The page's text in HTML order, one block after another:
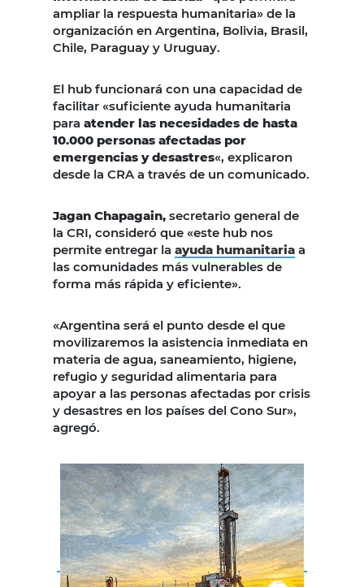
ampliar la respuesta humanitaria» de la
organización en Argentina, Bolivia, Brasil,
Chile, Paraguay y Uruguay.
El hub funcionará con una capacidad de
facilitar «suficiente ayuda humanitaria
para atender las necesidades de hasta
10.000 personas afectadas por
emergencias y desastres«, explicaron
desde la CRA a través de un comunicado.
Jagan Chapagain, secretario general de
la CRI, consideró que «este hub nos
permite entregar la ayuda humanitaria a
las comunidades más vulnerables de
forma más rápida y eficiente».
«Argentina será el punto desde el que
movilizaremos la asistencia inmediata en
materia de agua, saneamiento, higiene,
refugio y seguridad alimentaria para
apoyar a las personas afectadas por crisis
y desastres en los países del Cono Sur»,
agregó.